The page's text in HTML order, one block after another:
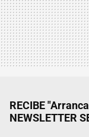
RECIBE
NEWSLETTER